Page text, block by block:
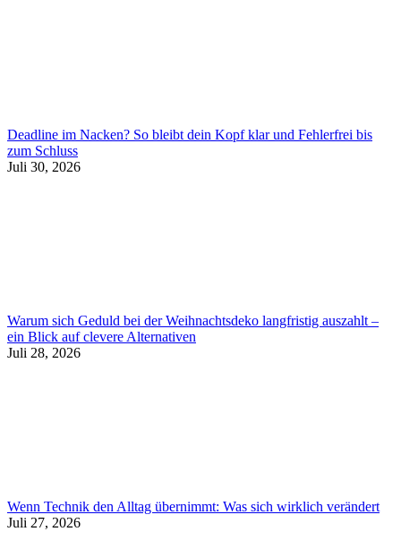
Deadline im Nacken? So bleibt dein Kopf klar und Fehlerfrei bis
zum Schluss
Juli 30, 2026
Warum sich Geduld bei der Weihnachtsdeko langfristig auszahlt –
ein Blick auf clevere Alternativen
Juli 28, 2026
Wenn Technik den Alltag übernimmt: Was sich wirklich verändert
Juli 27, 2026